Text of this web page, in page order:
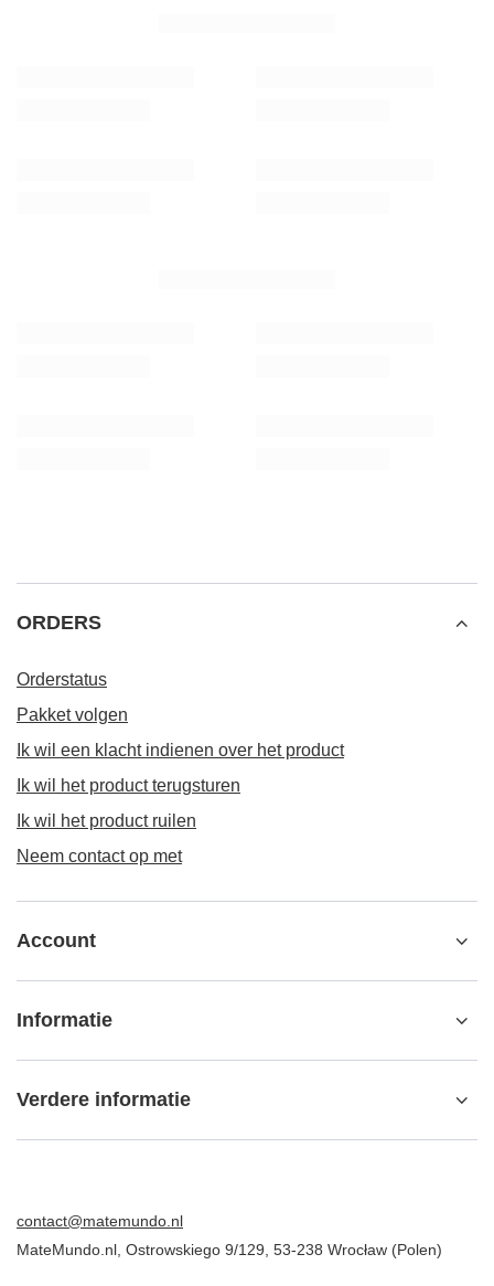
ORDERS
Orderstatus
Pakket volgen
Ik wil een klacht indienen over het product
Ik wil het product terugsturen
Ik wil het product ruilen
Neem contact op met
Account
Informatie
Verdere informatie
contact@matemundo.nl
MateMundo.nl Ostrowskiego 9/129 53-238 Wrocław (Polen)